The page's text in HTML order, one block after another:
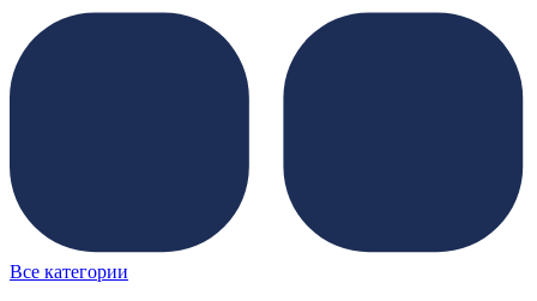
Все категории